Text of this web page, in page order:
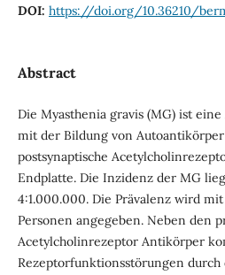
DOI: https://doi.org/10.36210/
Abstract
Die Myasthenia gravis (MG) ist
mit der Bildung von
postsynaptische
Endplatte. Die Inzidenz der MG
4:1.000.000. Die Prävalenz wird
Personen angegeben. Neben den
Acetylcholinrezeptor Antikörper
Rezeptorfunktionsstörungen durch